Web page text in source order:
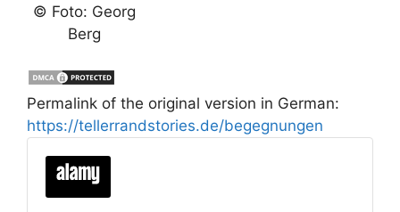
© Foto: Georg
Berg
Permalink of the original version in German:
https://tellerrandstories.de/begegnungen